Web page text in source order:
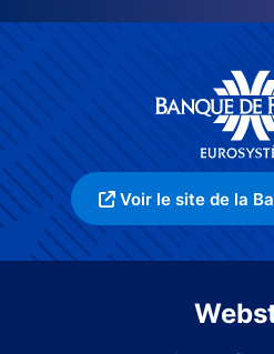
Voir le site de la